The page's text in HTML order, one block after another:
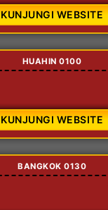
KUNJUNGI WEBSITE
HUAHIN 0100
KUNJUNGI WEBSITE
BANGKOK 0130